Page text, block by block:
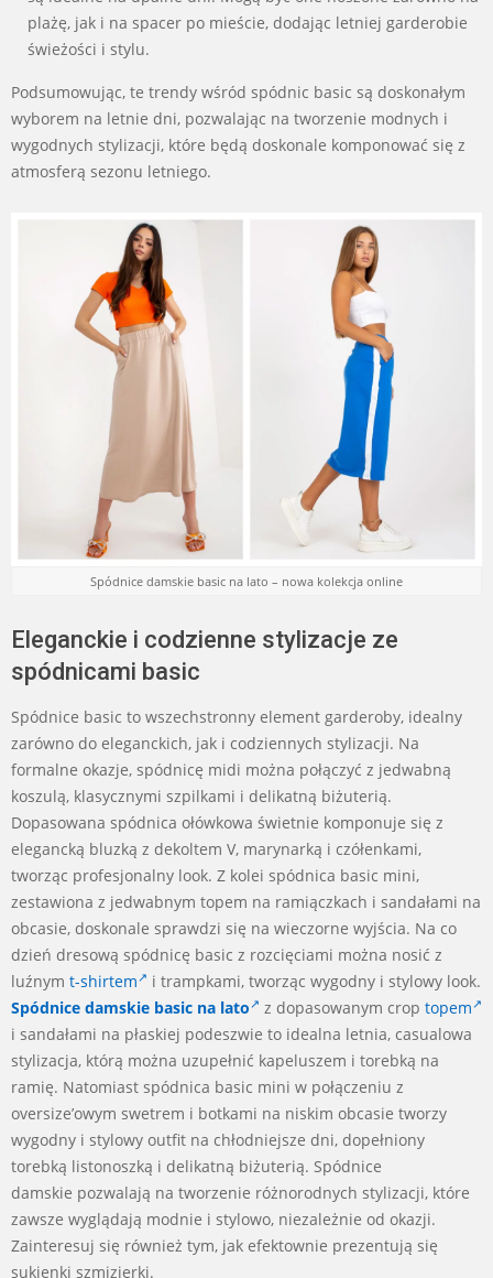
plażę, jak i na spacer po mieście, dodając letniej garderobie
świeżości i stylu.
Podsumowując, te trendy wśród spódnic basic są doskonałym
wyborem na letnie dni, pozwalając na tworzenie modnych i
wygodnych stylizacji, które będą doskonale komponować się z
atmosferą sezonu letniego.
Spódnice damskie basic na lato – nowa kolekcja online
Eleganckie i codzienne stylizacje ze
spódnicami basic
Spódnice basic to wszechstronny element garderoby, idealny
zarówno do eleganckich, jak i codziennych stylizacji. Na
formalne okazje, spódnicę midi można połączyć z jedwabną
koszulą, klasycznymi szpilkami i delikatną biżuterią.
Dopasowana spódnica ołówkowa świetnie komponuje się z
elegancką bluzką z dekoltem V, marynarką i czółenkami,
tworząc profesjonalny look. Z kolei spódnica basic mini,
zestawiona z jedwabnym topem na ramiączkach i sandałami na
obcasie, doskonale sprawdzi się na wieczorne wyjścia. Na co
dzień dresową spódnicę basic z rozcięciami można nosić z
luźnym t-shirtem
i trampkami, tworząc wygodny i stylowy look.
Spódnice damskie basic na lato
z dopasowanym crop topem
i sandałami na płaskiej podeszwie to idealna letnia, casualowa
stylizacja, którą można uzupełnić kapeluszem i torebką na
ramię. Natomiast spódnica basic mini w połączeniu z
oversize’owym swetrem i botkami na niskim obcasie tworzy
wygodny i stylowy outfit na chłodniejsze dni, dopełniony
torebką listonoszką i delikatną biżuterią. Spódnice
damskie pozwalają na tworzenie różnorodnych stylizacji, które
zawsze wyglądają modnie i stylowo, niezależnie od okazji.
Zainteresuj się również tym, jak efektownie prezentują się
sukienki szmizjerki.